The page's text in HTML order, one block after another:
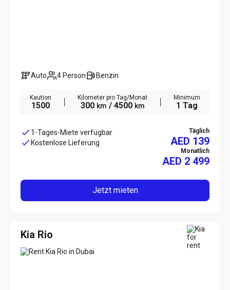
Auto 4 Person Benzin
Kaution
1500
Kilometer pro Tag/Monat
300 km / 4500 km
Minimum
1 Tag
1-Tages-Miete verfügbar
Kostenlose Lieferung
Täglich
AED 139
Monatlich
AED 2 499
Jetzt mieten
Kia Rio